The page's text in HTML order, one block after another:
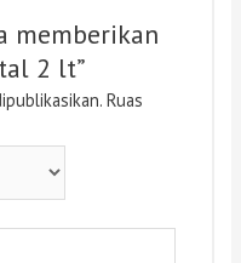
memberikan
2 lt”
Ruas